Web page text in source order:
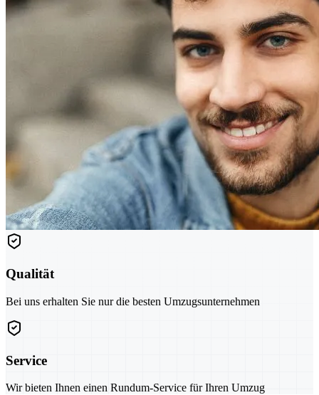
Qualität
Bei uns erhalten Sie nur die besten Umzugsunternehmen
Service
Wir bieten Ihnen einen Rundum-Service für Ihren Umzug